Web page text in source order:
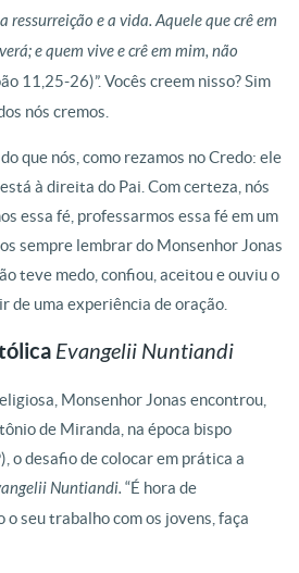
ressurreição e a vida. Aquele que crê em
e quem vive e crê em mim, não
11,25-26)”. Vocês creem nisso? Sim
nós cremos.
que nós, como rezamos no Credo: ele
à direita do Pai. Com certeza, nós
essa fé, professarmos essa fé em um
sempre lembrar do Monsenhor Jonas
teve medo, confiou, aceitou e ouviu o
de uma experiência de oração.
Evangelii Nuntiandi
Monsenhor Jonas encontrou,
de Miranda, na época bispo
o desafio de colocar em prática a
Nuntiandi. “É hora de
o seu trabalho com os jovens, faça